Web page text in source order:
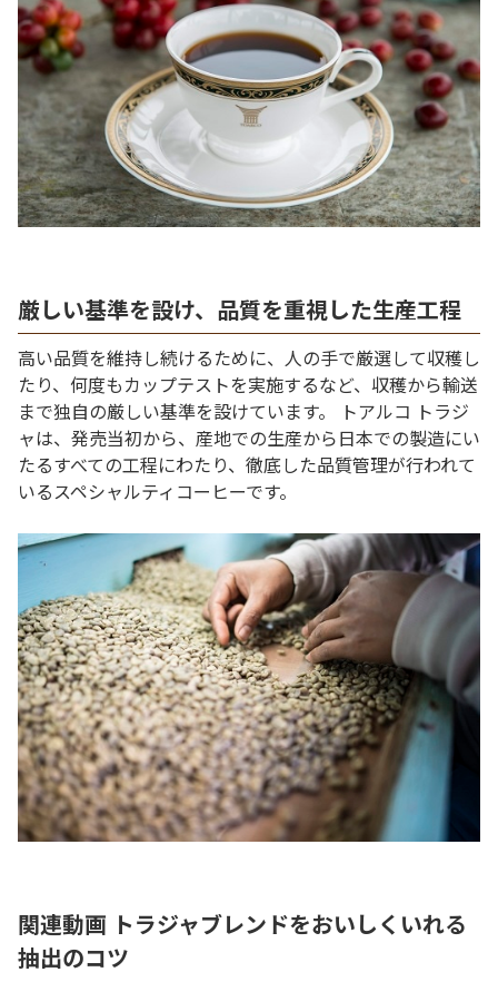
厳しい基準を設け、品質を重視した生産工程
高い品質を維持し続けるために、人の手で厳選して収穫し
たり、何度もカップテストを実施するなど、収穫から輸送
まで独自の厳しい基準を設けています。 トアルコ トラジ
ャは、発売当初から、産地での生産から日本での製造にい
たるすべての工程にわたり、徹底した品質管理が行われて
いるスペシャルティコーヒーです。
関連動画 トラジャブレンドをおいしくいれる
抽出のコツ